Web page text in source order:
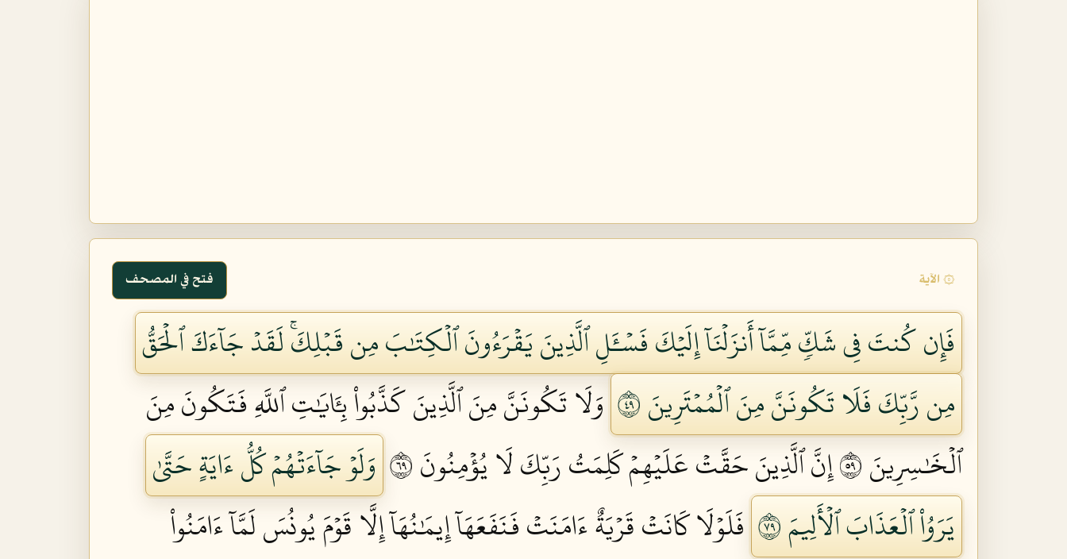
۞ الآية فتح في المصحف
فَإِن كُنتَ فِي شَكّٖ مِّمَّآ أَنزَلۡنَآ إِلَيۡكَ فَسۡـَٔلِ ٱلَّذِينَ يَقۡرَءُونَ ٱلۡكِتَٰبَ مِن قَبۡلِكَۚ لَقَدۡ جَآءَكَ ٱلۡحَقُّ
مِن رَّبِّكَ فَلَا تَكُونَنَّ مِنَ ٱلۡمُمۡتَرِينَ ٩٤
وَلَا تَكُونَنَّ مِنَ ٱلَّذِينَ كَذَّبُواْ بِـَٔايَٰتِ ٱللَّهِ فَتَكُونَ مِنَ
ٱلۡخَٰسِرِينَ ٩٥
إِنَّ ٱلَّذِينَ حَقَّتۡ عَلَيۡهِمۡ كَلِمَتُ رَبِّكَ لَا يُؤۡمِنُونَ ٩٦
وَلَوۡ جَآءَتۡهُمۡ كُلُّ ءَايَةٍ حَتَّىٰ
يَرَوُاْ ٱلۡعَذَابَ ٱلۡأَلِيمَ ٩٧
فَلَوۡلَا كَانَتۡ قَرۡيَةٌ ءَامَنَتۡ فَنَفَعَهَآ إِيمَٰنُهَآ إِلَّا قَوۡمَ يُونُسَ لَمَّآ ءَامَنُواْ